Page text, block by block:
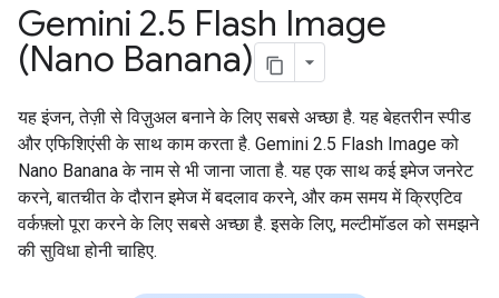
Gemini 2.5 Flash Image
(Nano Banana)
यह इंजन, तेज़ी से विज़ुअल बनाने के लिए सबसे अच्छा है. यह बेहतरीन स्पीड
और एफिशिएंसी के साथ काम करता है. Gemini 2.5 Flash Image को
Nano Banana के नाम से भी जाना जाता है. यह एक साथ कई इमेज जनरेट
करने, बातचीत के दौरान इमेज में बदलाव करने, और कम समय में क्रिएटिव
वर्कफ़्लो पूरा करने के लिए सबसे अच्छा है. इसके लिए, मल्टीमॉडल को समझने
की सुविधा होनी चाहिए.